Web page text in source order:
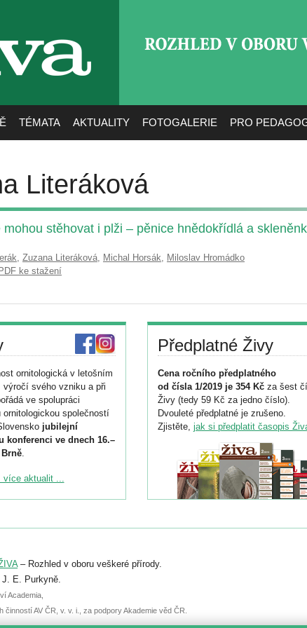
TÉMATA AKTUALITY FOTOGALERIE PRO
Literáková
mohou stěhovat i plži – pěnice hnědokřídlá a
, Zuzana Literáková, Michal Horsák, Miloslav Hromádko
ke stažení
ornitologická v letošním
výročí svého vzniku a při
ve spolupráci
ornitologickou společností
jubilejní
konferenci ve dnech 16.–
Brně.
ke konferenci
do 6. září.
přednášky nebo
června.
více aktualit ...
Předplatné Živy
Cena ročního předplatného
od čísla 1/2019 je 354 Kč za šest
Živy (tedy 59 Kč za jedno číslo).
Dvouleté předplatné je zrušeno.
Zjistěte, jak si předplatit časopis
– Rozhled v oboru veškeré přírody.
E. Purkyně.
Academia,
činností AV ČR, v. v. i., za podpory Akademie věd ČR.